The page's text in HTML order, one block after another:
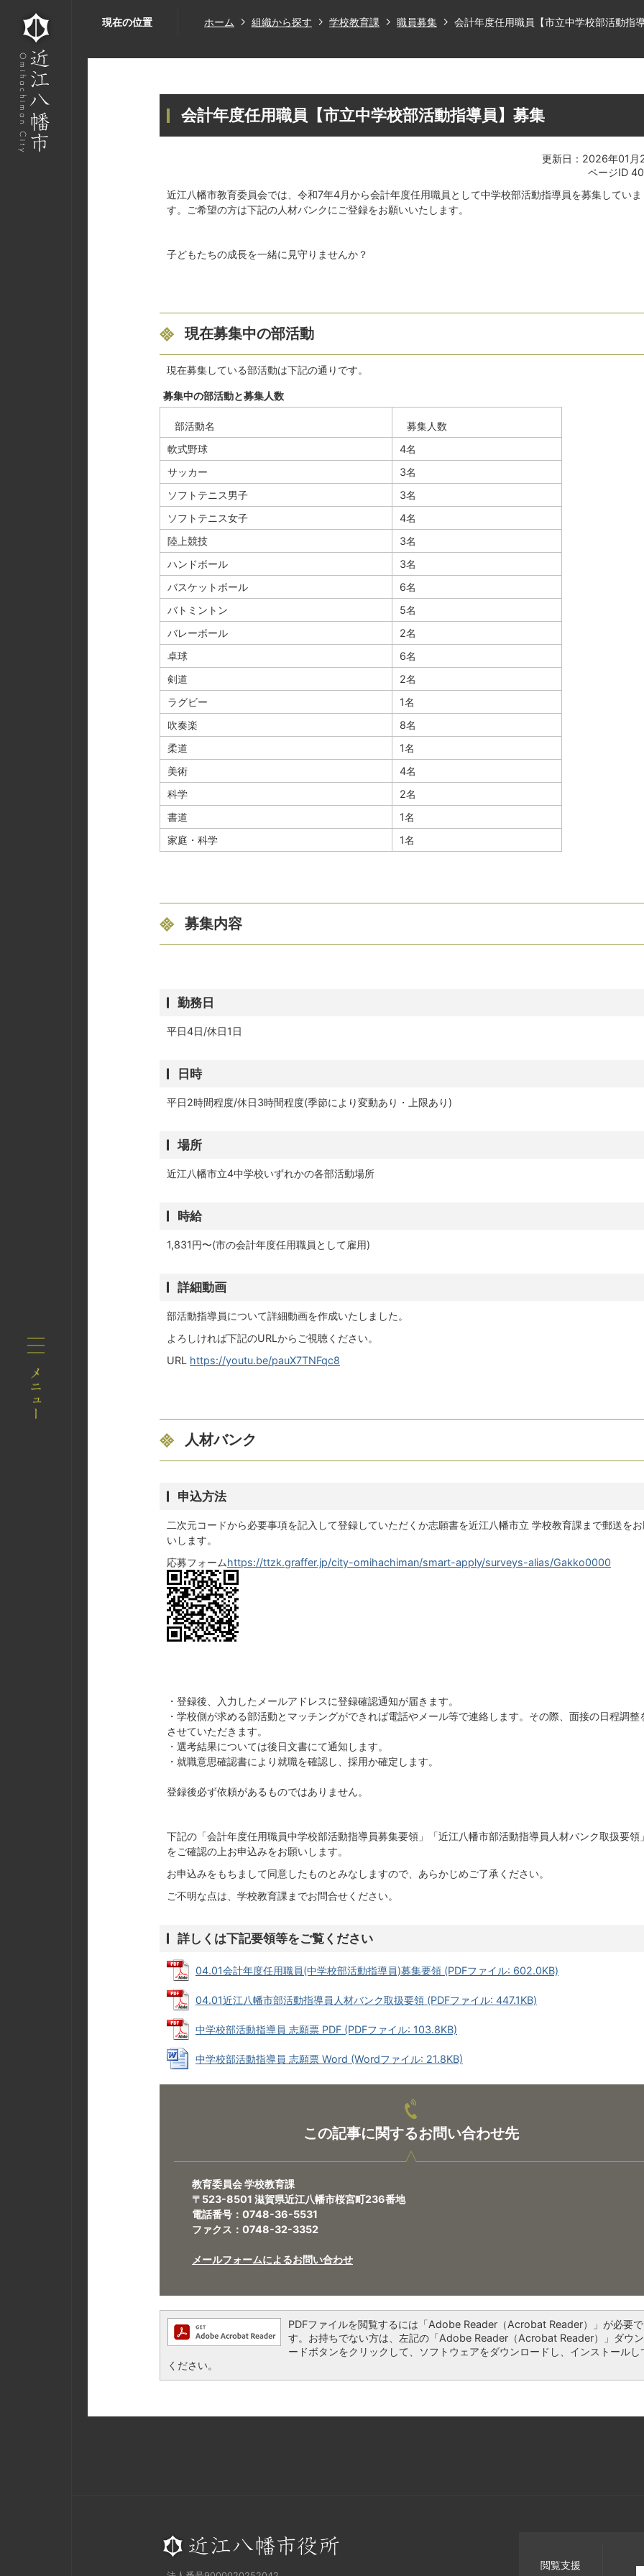
現在の位置 ホーム 組織から探す 学校教育課 職員募集 会計年度任用職員【市立中学校部活動指
会計年度任用職員【市立中学校部活動指導員】募集
更新日：2026年01月
ページID
近江八幡市教育委員会では、令和7年4月から会計年度任用職員として中学校部活動指導員を募集していま
す。ご希望の方は下記の人材バンクにご登録をお願いいたします。
子どもたちの成長を一緒に見守りませんか？
現在募集中の部活動
現在募集している部活動は下記の通りです。
募集中の部活動と募集人数
部活動名
募集人数
軟式野球
4名
サッカー
3名
ソフトテニス男子
3名
ソフトテニス女子
4名
陸上競技
3名
ハンドボール
3名
バスケットボール
6名
バトミントン
5名
バレーボール
2名
卓球
6名
剣道
2名
ラグビー
1名
吹奏楽
8名
柔道
1名
美術
4名
科学
2名
書道
1名
家庭・科学
1名
募集内容
勤務日
平日4日/休日1日
日時
平日2時間程度/休日3時間程度(季節により変動あり・上限あり)
場所
近江八幡市立4中学校いずれかの各部活動場所
時給
1,831円〜(市の会計年度任用職員として雇用)
詳細動画
部活動指導員について詳細動画を作成いたしました。
よろしければ下記のURLからご視聴ください。
URL https://youtu.be/pauX7TNFqc8
人材バンク
申込方法
二次元コードから必要事項を記入して登録していただくか志願書を近江八幡市立 学校教育課まで郵送を
いします。
応募フォームhttps://ttzk.graffer.jp/city-omihachiman/smart-apply/surveys-alias/Gakko0000
・登録後、入力したメールアドレスに登録確認通知が届きます。
・学校側が求める部活動とマッチングができれば電話やメール等で連絡します。その際、面接の日程調整
させていただきます。
・選考結果については後日文書にて通知します。
・就職意思確認書により就職を確認し、採用か確定します。
登録後必ず依頼があるものではありません。
下記の「会計年度任用職員中学校部活動指導員募集要領」「近江八幡市部活動指導員人材バンク取扱要領
をご確認の上お申込みをお願いします。
お申込みをもちまして同意したものとみなしますので、あらかじめご了承ください。
ご不明な点は、学校教育課までお問合せください。
詳しくは下記要領等をご覧ください
04.01会計年度任用職員(中学校部活動指導員)募集要領 (PDFファイル: 602.0KB)
04.01近江八幡市部活動指導員人材バンク取扱要領 (PDFファイル: 447.1KB)
中学校部活動指導員 志願票 PDF (PDFファイル: 103.8KB)
中学校部活動指導員 志願票 Word (Wordファイル: 21.8KB)
この記事に関するお問い合わせ先
教育委員会 学校教育課
〒523-8501 滋賀県近江八幡市桜宮町236番地
電話番号：0748-36-5531
ファクス：0748-32-3352
メールフォームによるお問い合わせ
PDFファイルを閲覧するには「Adobe Reader（Acrobat Reader）」が必要で
す。お持ちでない方は、左記の「Adobe Reader（Acrobat Reader）」ダウ
ードボタンをクリックして、ソフトウェアをダウンロードし、インストールし
ください。
閲覧支援